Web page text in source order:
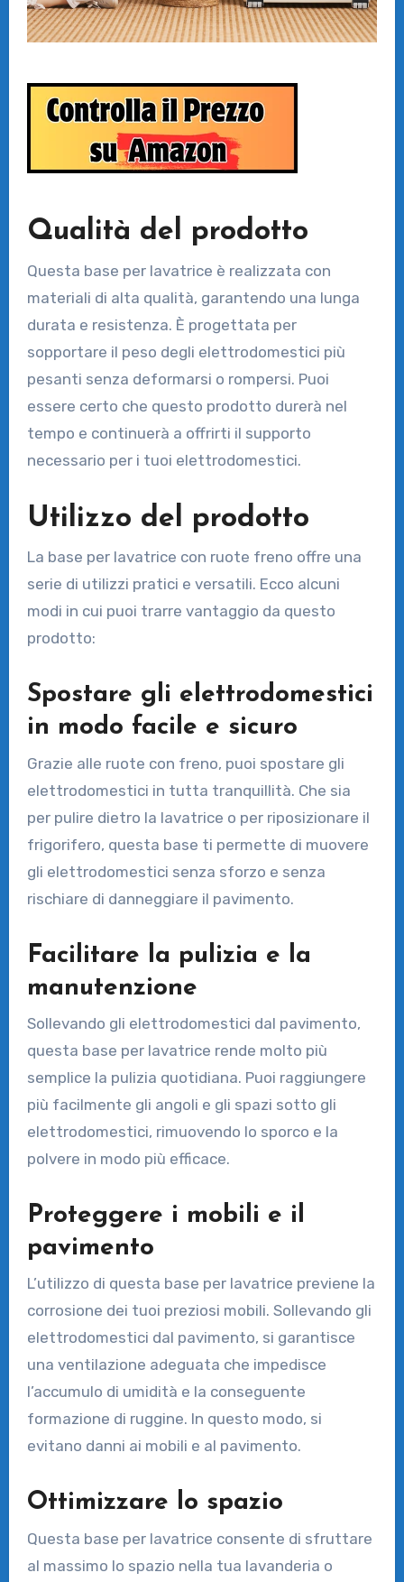
Qualità del prodotto
Questa base per lavatrice è realizzata con
materiali di alta qualità, garantendo una lunga
durata e resistenza. È progettata per
sopportare il peso degli elettrodomestici più
pesanti senza deformarsi o rompersi. Puoi
essere certo che questo prodotto durerà nel
tempo e continuerà a offrirti il supporto
necessario per i tuoi elettrodomestici.
Utilizzo del prodotto
La base per lavatrice con ruote freno offre una
serie di utilizzi pratici e versatili. Ecco alcuni
modi in cui puoi trarre vantaggio da questo
prodotto:
Spostare gli elettrodomestici
in modo facile e sicuro
Grazie alle ruote con freno, puoi spostare gli
elettrodomestici in tutta tranquillità. Che sia
per pulire dietro la lavatrice o per riposizionare il
frigorifero, questa base ti permette di muovere
gli elettrodomestici senza sforzo e senza
rischiare di danneggiare il pavimento.
Facilitare la pulizia e la
manutenzione
Sollevando gli elettrodomestici dal pavimento,
questa base per lavatrice rende molto più
semplice la pulizia quotidiana. Puoi raggiungere
più facilmente gli angoli e gli spazi sotto gli
elettrodomestici, rimuovendo lo sporco e la
polvere in modo più efficace.
Proteggere i mobili e il
pavimento
L’utilizzo di questa base per lavatrice previene la
corrosione dei tuoi preziosi mobili. Sollevando gli
elettrodomestici dal pavimento, si garantisce
una ventilazione adeguata che impedisce
l’accumulo di umidità e la conseguente
formazione di ruggine. In questo modo, si
evitano danni ai mobili e al pavimento.
Ottimizzare lo spazio
Questa base per lavatrice consente di sfruttare
al massimo lo spazio nella tua lavanderia o